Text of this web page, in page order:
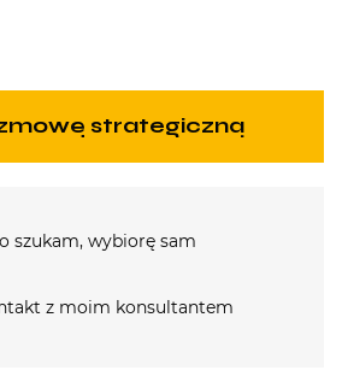
strategiczną
szukam, wybiorę sam
z moim konsultantem